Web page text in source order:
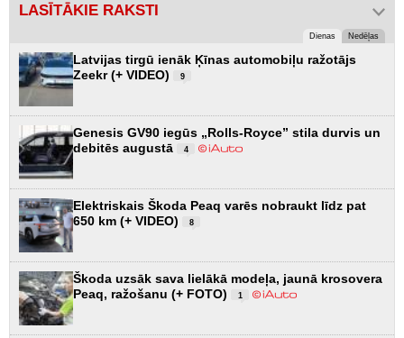
LASĪTĀKIE RAKSTI
Dienas Nedēļas
Latvijas tirgū ienāk Ķīnas automobiļu ražotājs
Zeekr (+ VIDEO)
9
Genesis GV90 iegūs „Rolls-Royce” stila durvis un
debitēs augustā
4
Elektriskais Škoda Peaq varēs nobraukt līdz pat
650 km (+ VIDEO)
8
Škoda uzsāk sava lielākā modeļa, jaunā krosovera
Peaq, ražošanu (+ FOTO)
1